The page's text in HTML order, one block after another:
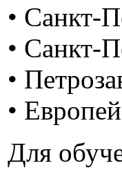
• Санкт-
• Санкт-
•
•
Для